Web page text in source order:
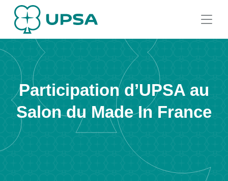
Participation d’UPSA au
Salon du Made In France